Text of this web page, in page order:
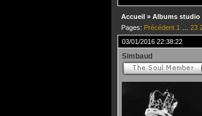
Accueil » Albums studio
Pages: Précédent 1 23
03/01/2016 22:38:22
Simbaud